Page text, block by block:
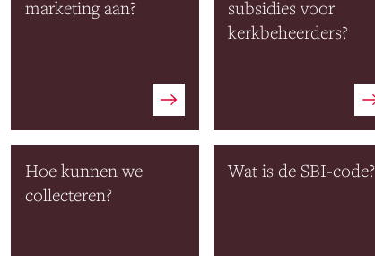
marketing aan?
subsidies voor
kerkbeheerders?
Hoe kunnen we
collecteren?
Wat is de SBI-code?